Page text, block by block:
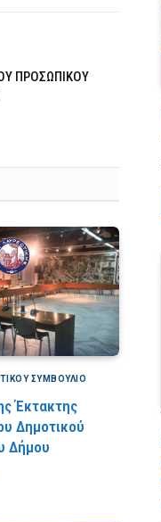
ΠPOΣΩΠIKOY
ΣΥΜΒΟΎΛΙΟ
Έκτακτης
Δημοτικού
Δήμου